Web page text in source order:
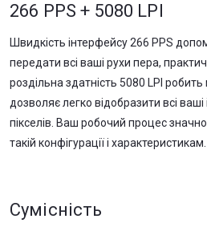
266 PPS + 5080 LPI
Швидкість інтерфейсу 266 PPS
передати всі ваші рухи пера,
роздільна здатність 5080 LPI
дозволяє легко відобразити всі ваші
пікселів. Ваш робочий процес
такій конфігурації і характеристикам.
Сумісність